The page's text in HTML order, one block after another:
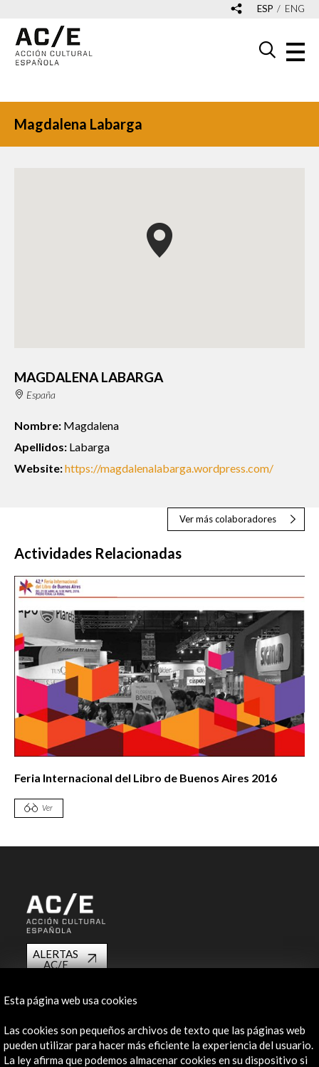
ESP ENG
Magdalena Labarga
MAGDALENA LABARGA
España
Nombre: Magdalena
Apellidos: Labarga
Website:https://magdalenalabarga.wordpress.com/
Ver más colaboradores
Actividades Relacionadas
Feria Internacional del Libro de Buenos Aires 2016
Ver
ALERTAS
AC/E
Contacta
info@accioncultural.es
+34 91 700 4000
Esta página web usa cookies
Las cookies son pequeños archivos de texto que las páginas web
pueden utilizar para hacer más eficiente la experiencia del usuario.
La ley afirma que podemos almacenar cookies en su dispositivo si